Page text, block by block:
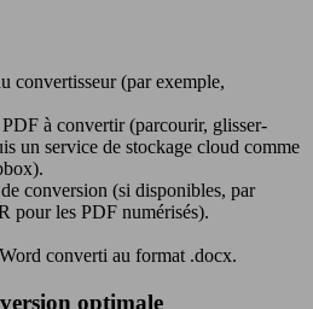
convertisseur (par exemple,
à convertir (parcourir, glisser-
un service de stockage cloud comme
conversion (si disponibles, par
pour les PDF numérisés).
converti au format .docx.
optimale